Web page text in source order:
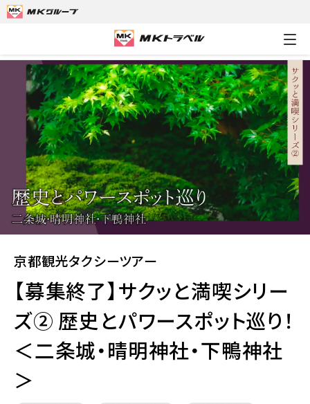
京都観光タクシーツアー 【募集終了】サクッ
京都観光タクシーツアー
【募集終了】サクッと満喫シリー
ズ② 歴史とパワースポット巡り！
＜二条城・晴明神社・下鴨神社
＞